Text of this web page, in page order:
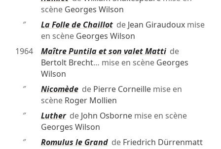
scène Georges Wilson
″
La Folle de Chaillotde Jean Giraudouxmise
en scène Georges Wilson
1964
Maître Puntila et son valet Mattide
Bertolt Brecht… mise en scène Georges
Wilson
″
Nicomèdede Pierre Corneillemise en
scène Roger Mollien
″
Lutherde John Osbornemise en scène
Georges Wilson
″
Romulus le Grandde Friedrich Dürrenmatt